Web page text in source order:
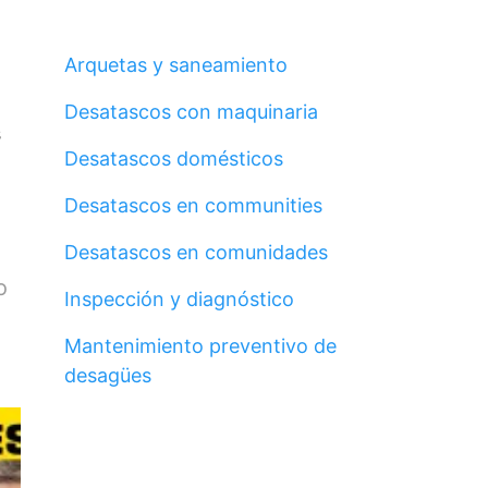
Arquetas y saneamiento
Desatascos con maquinaria
Desatascos domésticos
Desatascos en communities
Desatascos en comunidades
Inspección y diagnóstico
Mantenimiento preventivo de
desagües